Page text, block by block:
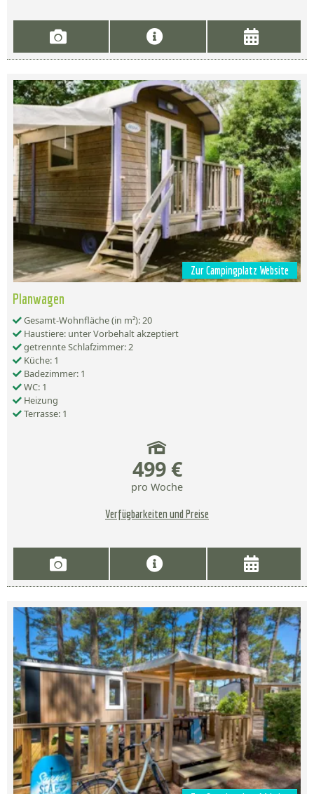
Zur Campingplatz Website
Planwagen
Gesamt-Wohnfläche (in m²): 20
Haustiere: unter Vorbehalt akzeptiert
getrennte Schlafzimmer: 2
Küche: 1
Badezimmer: 1
WC: 1
Heizung
Terrasse: 1
499 €
pro Woche
Verfügbarkeiten und Preise